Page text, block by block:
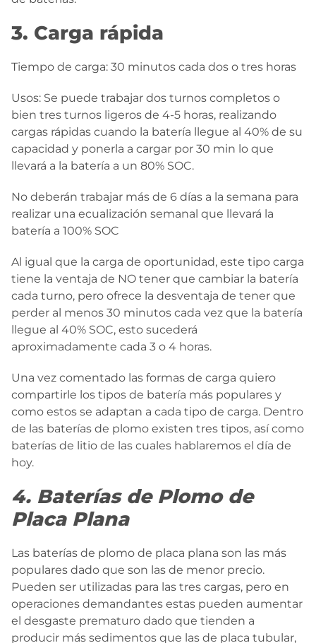
3. Carga rápida
Tiempo de carga: 30 minutos cada dos o tres horas
Usos: Se puede trabajar dos turnos completos o
bien tres turnos ligeros de 4-5 horas, realizando
cargas rápidas cuando la batería llegue al 40% de su
capacidad y ponerla a cargar por 30 min lo que
llevará a la batería a un 80% SOC.
No deberán trabajar más de 6 días a la semana para
realizar una ecualización semanal que llevará la
batería a 100% SOC
Al igual que la carga de oportunidad, este tipo carga
tiene la ventaja de NO tener que cambiar la batería
cada turno, pero ofrece la desventaja de tener que
perder al menos 30 minutos cada vez que la batería
llegue al 40% SOC, esto sucederá
aproximadamente cada 3 o 4 horas.
Una vez comentado las formas de carga quiero
compartirle los tipos de batería más populares y
como estos se adaptan a cada tipo de carga. Dentro
de las baterías de plomo existen tres tipos, así como
baterías de litio de las cuales hablaremos el día de
hoy.
4. Baterías de Plomo de
Placa Plana
Las baterías de plomo de placa plana son las más
populares dado que son las de menor precio.
Pueden ser utilizadas para las tres cargas, pero en
operaciones demandantes estas pueden aumentar
el desgaste prematuro dado que tienden a
producir más sedimentos que las de placa tubular,